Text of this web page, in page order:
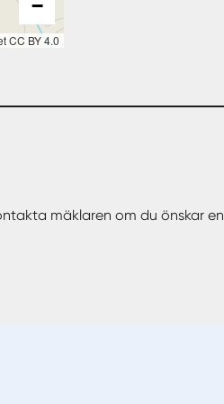
−
CC BY 4.0
mäklaren om du önskar en